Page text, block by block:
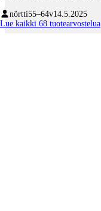
nörtti55–64v14.5.2025
Lue kaikki 68 tuotearvostelua